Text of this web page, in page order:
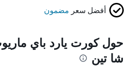
أفضل سعر مضمون
حول كورت يارد باي
شا تين